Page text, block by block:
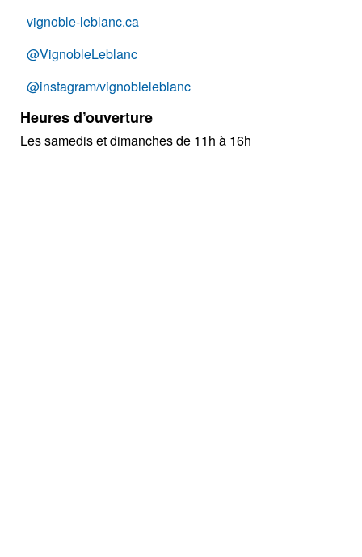
vignoble-leblanc.ca
@VignobleLeblanc
@instagram/vignobleleblanc
Heures d’ouverture
Les samedis et dimanches de 11h à 16h